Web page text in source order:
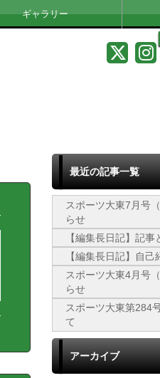
ギャラリー
最近の記事一覧
スポーツ大東7月号
らせ
【編集長日記】記
【編集長日記】自
スポーツ大東4月号
らせ
スポーツ大東第284
て
アーカイブ